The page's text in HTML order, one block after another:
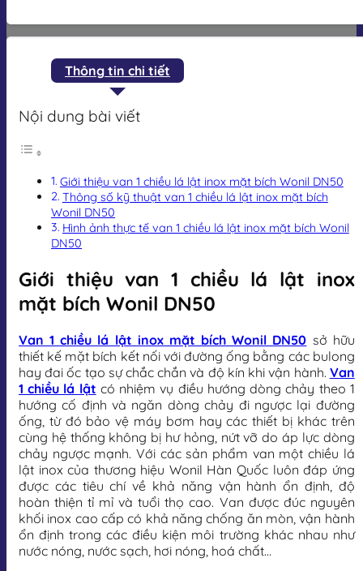
Thông tin chi tiết
Nội dung bài viết
Giới thiệu van 1 chiều lá lật inox mặt bích Wonil DN50
Thông số kỹ thuật van 1 chiều lá lật inox mặt bích
Wonil DN50
Hình ảnh thực tế van 1 chiều lá lật inox mặt bích Wonil
DN50
Giới thiệu van 1 chiều lá lật inox
mặt bích Wonil DN50
Van 1 chiều lá lật inox mặt bích Wonil DN50 sở hữu
thiết kế mặt bích kết nối với đường ống bằng các bulong
hay đai ốc tạo sự chắc chắn và độ kín khi vận hành. Van
1 chiều lá lật có nhiệm vụ điều hướng dòng chảy theo 1
hướng cố định và ngăn dòng chảy đi ngược lại đường
ống, từ đó bảo vệ máy bơm hay các thiết bị khác trên
cùng hệ thống không bị hư hỏng, nứt vỡ do áp lực dòng
chảy ngược mạnh. Với các sản phẩm van một chiều lá
lật inox của thương hiệu Wonil Hàn Quốc luôn đáp ứng
được các tiêu chí về khả năng vận hành ổn định, độ
hoàn thiện tỉ mỉ và tuổi thọ cao. Van được đúc nguyên
khối inox cao cấp có khả năng chống ăn mòn, vận hành
ổn định trong các điều kiện môi trường khác nhau như
nước nóng, nước sạch, hơi nóng, hoá chất…